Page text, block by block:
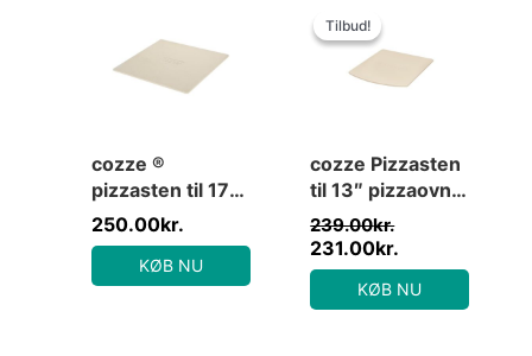
cozze ®
pizzasten til 17″
pizzaovn 42,5 ×
42,5 x 1 cm
250.00kr.
KØB NU
Tilbud!
Tilbud!
cozze Pizzasten
til 13″ pizzaovn,
kurvet front
239.00kr.
oprindelige
pris
239.00kr..
231.00kr.
pris
er:
231.00kr..
KØB NU